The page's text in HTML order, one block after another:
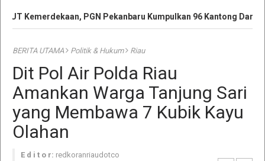
Kemerdekaan, PGN Pekanbaru Kumpulkan 96 Kantong Darah
BERITA UTAMA Politik & Hukum Riau
Dit Pol Air Polda Riau
Amankan Warga Tanjung Sari
yang Membawa 7 Kubik Kayu
Olahan
E d i t o r: redkoranriaudotco